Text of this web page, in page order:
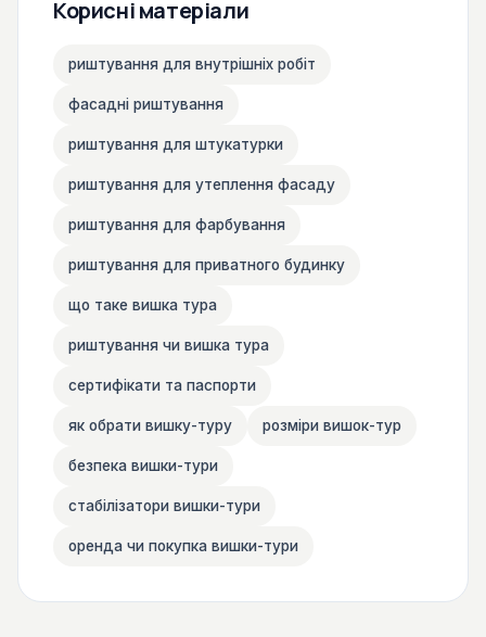
Корисні матеріали
риштування для внутрішніх робіт
фасадні риштування
риштування для штукатурки
риштування для утеплення фасаду
риштування для фарбування
риштування для приватного будинку
що таке вишка тура
риштування чи вишка тура
сертифікати та паспорти
як обрати вишку-туру розміри вишок-тур
безпека вишки-тури
стабілізатори вишки-тури
оренда чи покупка вишки-тури